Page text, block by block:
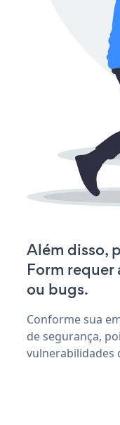
Além disso,
Form
ou bugs.
Conforme sua
de segurança,
vulnerabilidades